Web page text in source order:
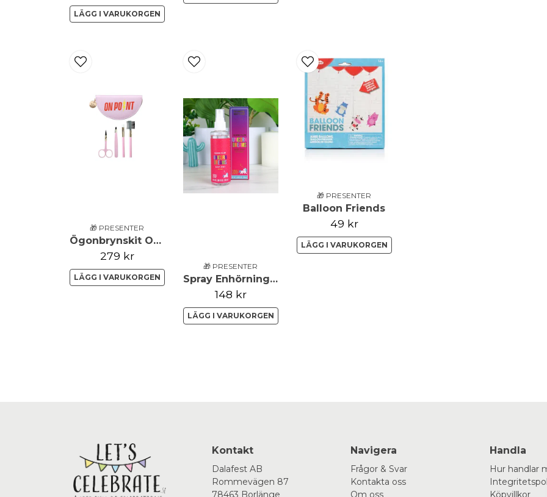
LÄGG I VARUKORGEN
🎁 PRESENTER
Ögonbrynskit On Point
279 kr
LÄGG I VARUKORGEN
🎁 PRESENTER
Spray Enhörning Drömmar
148 kr
LÄGG I VARUKORGEN
🎁 PRESENTER
Balloon Friends
49 kr
LÄGG I VARUKORGEN
Kontakt
Dalafest AB
Rommevägen 87
78463 Borlänge
Navigera
Frågor & Svar
Kontakta oss
Om oss
Handla
Hur handlar
Köpvillkor